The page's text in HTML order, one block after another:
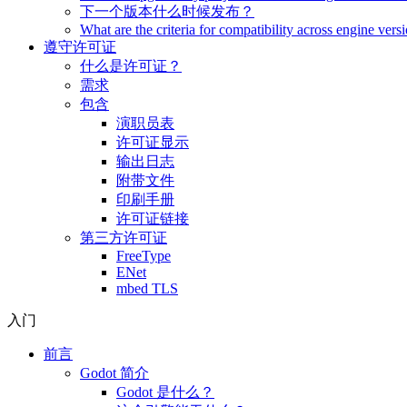
下一个版本什么时候发布？
What are the criteria for compatibility across engine
遵守许可证
什么是许可证？
需求
包含
演职员表
许可证显示
输出日志
附带文件
印刷手册
许可证链接
第三方许可证
FreeType
ENet
mbed TLS
入门
前言
Godot 简介
Godot 是什么？